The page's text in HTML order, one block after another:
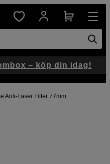
Anti-Laser Filter 77mm
– köp din idag!